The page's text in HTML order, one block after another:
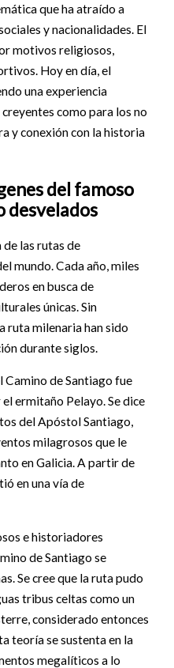
que ha atraído a
y nacionalidades. El
motivos religiosos,
Hoy en día, el
una experiencia
como para los no
y conexión con la historia
del famoso
desvelados
de las rutas de
mundo. Cada año, miles
en busca de
únicas. Sin
ruta milenaria han sido
durante siglos.
Camino de Santiago fue
ermitaño Pelayo. Se dice
del Apóstol Santiago,
milagrosos que le
en Galicia. A partir de
en una vía de
e historiadores
de Santiago se
Se cree que la ruta pudo
tribus celtas como un
considerado entonces
teoría se sustenta en la
megalíticos a lo